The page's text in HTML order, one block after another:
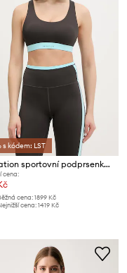
s kódem: LST
P.E Nation sportovní podprsenka Lumify
cena:
cena:1899 Kč
cena:1419 Kč